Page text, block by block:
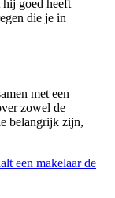
hij goed heeft
die je in
met een
zowel de
belangrijk zijn,
een makelaar de